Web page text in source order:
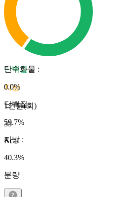
단백질
지방
1인분(회)
35
Kcal
탄수화물 :
0.0%
단백질:
59.7%
지방 :
40.3%
분량